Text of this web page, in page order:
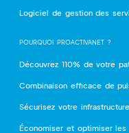
Logiciel de gestion des
POURQUOI PROACTIVANET ?
Découvrez 110% de votre
Combinaison efficace de
Sécurisez votre
Économiser et optimiser les